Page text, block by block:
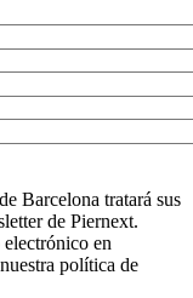
Barcelona tratará sus
de Piernext.
electrónico en
política de